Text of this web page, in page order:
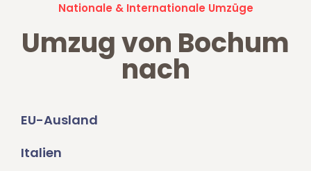
Nationale & Internationale Umzüge
Umzug von Bochum
nach
EU-Ausland
Italien